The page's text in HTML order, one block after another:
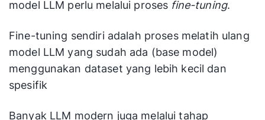
model LLM perlu melalui proses fine-tuning.
Fine-tuning sendiri adalah proses melatih ulang
model LLM yang sudah ada (base model)
menggunakan dataset yang lebih kecil dan
spesifik
Banyak LLM modern juga melalui tahap